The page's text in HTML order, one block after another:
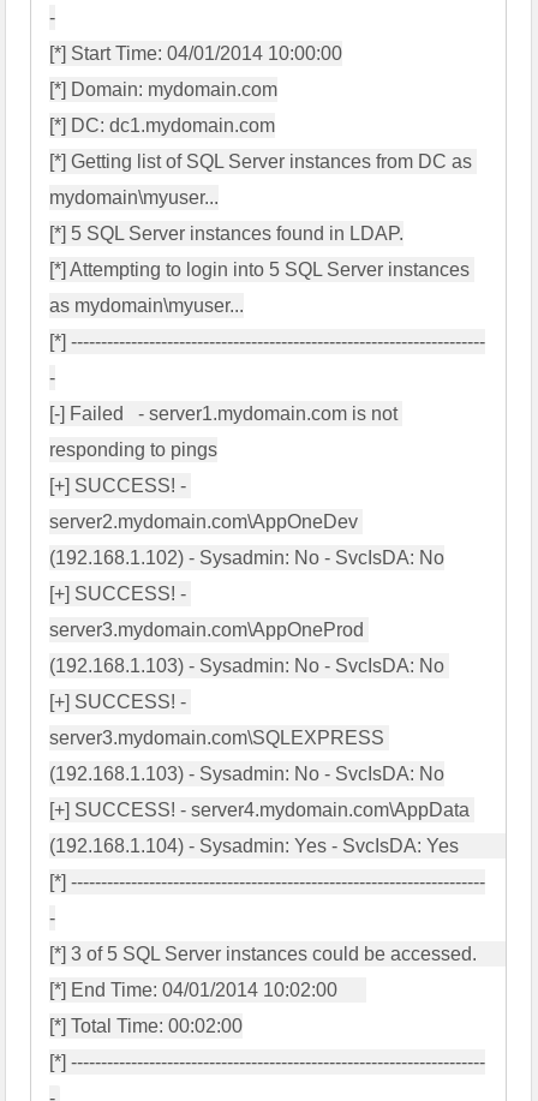
-
[*] Start Time: 04/01/2014 10:00:00
[*] Domain: mydomain.com
[*] DC: dc1.mydomain.com
[*] Getting list of SQL Server instances from DC as
mydomain\myuser...
[*] 5 SQL Server instances found in LDAP.
[*] Attempting to login into 5 SQL Server instances
as mydomain\myuser...
[*] ---------------------------------------------------------------------
-
[-] Failed   - server1.mydomain.com is not
responding to pings
[+] SUCCESS! -
server2.mydomain.com\AppOneDev
(192.168.1.102) - Sysadmin: No - SvcIsDA: No
[+] SUCCESS! -
server3.mydomain.com\AppOneProd
(192.168.1.103) - Sysadmin: No - SvcIsDA: No
[+] SUCCESS! -
server3.mydomain.com\SQLEXPRESS
(192.168.1.103) - Sysadmin: No - SvcIsDA: No
[+] SUCCESS! - server4.mydomain.com\AppData
(192.168.1.104) - Sysadmin: Yes - SvcIsDA: Yes
[*] ---------------------------------------------------------------------
-
[*] 3 of 5 SQL Server instances could be accessed.
[*] End Time: 04/01/2014 10:02:00
[*] Total Time: 00:02:00
[*] ---------------------------------------------------------------------